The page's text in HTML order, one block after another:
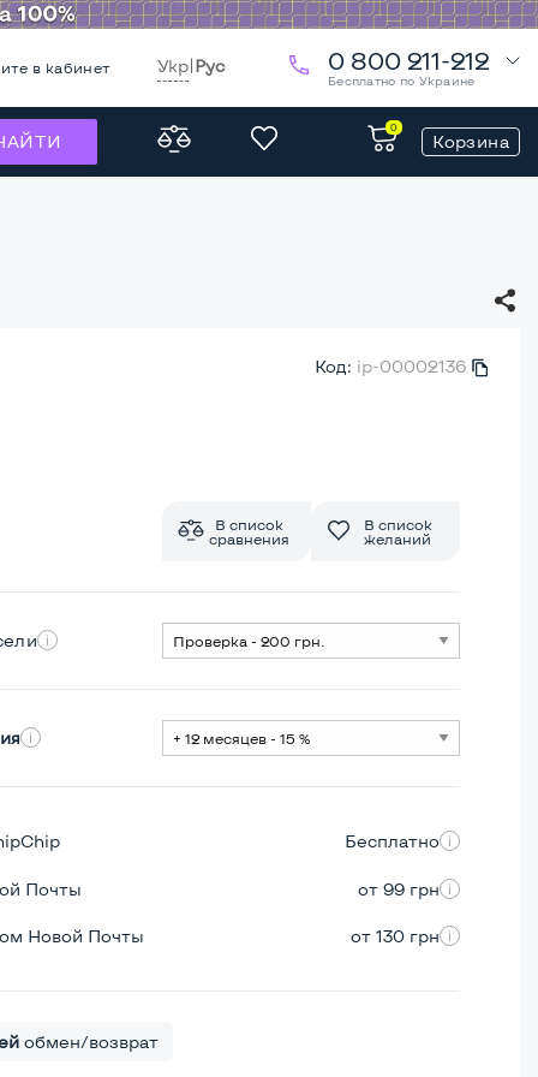
в кабинет Укр|Рус 0 800 211-212
Бесплатно по Украине
0
Корзина
Код: ip-00002136
В список
сравнения
В список
желаний
Бесплатно
Почты от 99 грн
Новой Почты от 130 грн
обмен/возврат